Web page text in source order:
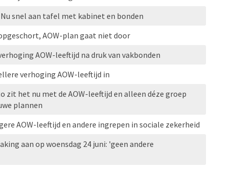
snel aan tafel met kabinet en bonden
AOW-plan gaat niet door
AOW-leeftijd na druk van vakbonden
verhoging AOW-leeftijd in
zit het nu met de AOW-leeftijd en alleen déze groep
plannen
AOW-leeftijd en andere ingrepen in sociale zekerheid
aan op woensdag 24 juni: 'geen andere